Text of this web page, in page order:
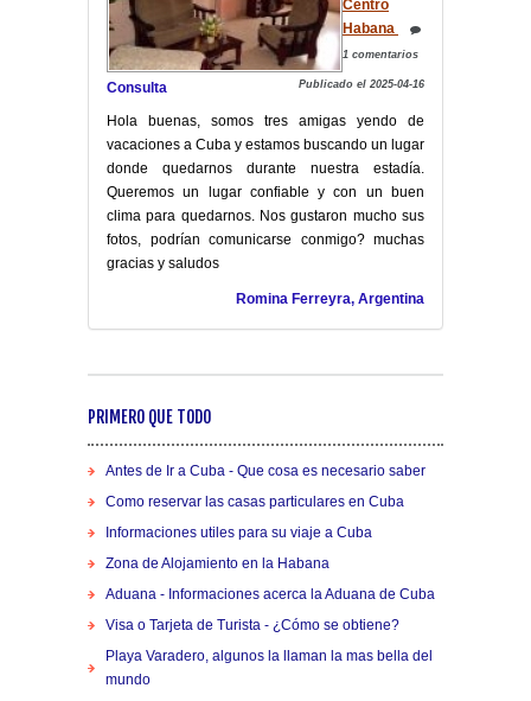
Centro
Habana
1 comentarios
Publicado el 2025-04-16
Consulta
Hola buenas, somos tres amigas yendo de
vacaciones a Cuba y estamos buscando un lugar
donde quedarnos durante nuestra estadía.
Queremos un lugar confiable y con un buen
clima para quedarnos. Nos gustaron mucho sus
fotos, podrían comunicarse conmigo? muchas
gracias y saludos
Romina Ferreyra, Argentina
PRIMERO QUE TODO
Antes de Ir a Cuba - Que cosa es necesario saber
Como reservar las casas particulares en Cuba
Informaciones utiles para su viaje a Cuba
Zona de Alojamiento en la Habana
Aduana - Informaciones acerca la Aduana de Cuba
Visa o Tarjeta de Turista - ¿Cómo se obtiene?
Playa Varadero, algunos la llaman la mas bella del
mundo